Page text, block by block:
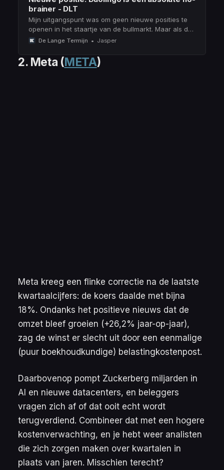
brainer - DLT
Mijn uitgangspunt was om geen nieuwe posities te
openen in het staartje van de bullmarkt. Maar als de
markt dit soort kansen biedt, dan ga ik overstag.
De Lange Termijn Jasper
2. Meta (META)
Meta kreeg een flinke correctie na de laatste
kwartaalcijfers: de koers daalde met bijna
18%. Ondanks het positieve nieuws dat de
omzet bleef groeien (+26,2% jaar-op-jaar),
zag de winst er slecht uit door een eenmalige
(puur boekhoudkundige) belastingkostenpost.
Daarbovenop pompt Zuckerberg miljarden in
AI en nieuwe datacenters, en beleggers
vragen zich af of dat ooit echt wordt
terugverdiend. Combineer dat met een hogere
kostenverwachting, en je hebt weer analisten
die zich zorgen maken over kwartalen in
plaats van jaren. Misschien terecht?